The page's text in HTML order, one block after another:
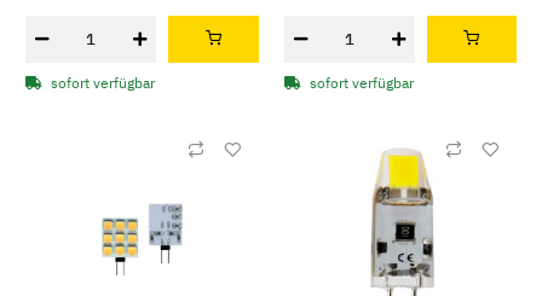
sofort verfügbar sofort verfügbar